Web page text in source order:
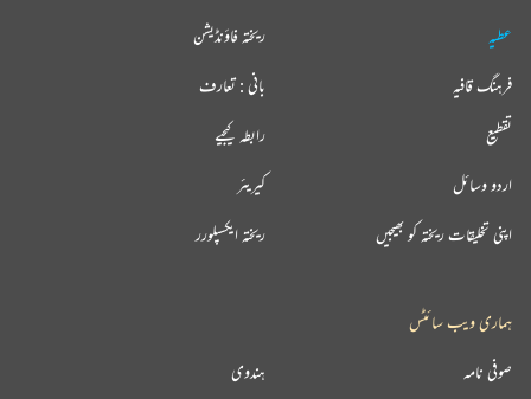
عطیہ
فرہنگ قافیہ
تقطیع
اردو وسائل
اپنی تخلیقات ریختہ کو بھیجیں
ریختہ فاؤنڈیشن
بانی : تعارف
رابطہ کیجیے
کیریئر
ریختہ ایکسپلورر
ہماری ویب سائٹس
ہندوی صوفی نامہ